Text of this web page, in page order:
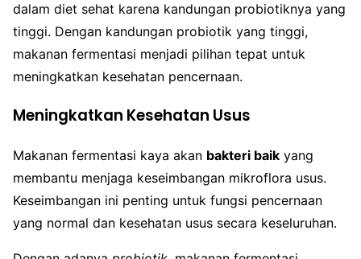
dalam diet sehat karena kandungan probiotiknya yang
tinggi. Dengan kandungan probiotik yang tinggi,
makanan fermentasi menjadi pilihan tepat untuk
meningkatkan kesehatan pencernaan.
Meningkatkan Kesehatan Usus
Makanan fermentasi kaya akan bakteri baik yang
membantu menjaga keseimbangan mikroflora usus.
Keseimbangan ini penting untuk fungsi pencernaan
yang normal dan kesehatan usus secara keseluruhan.